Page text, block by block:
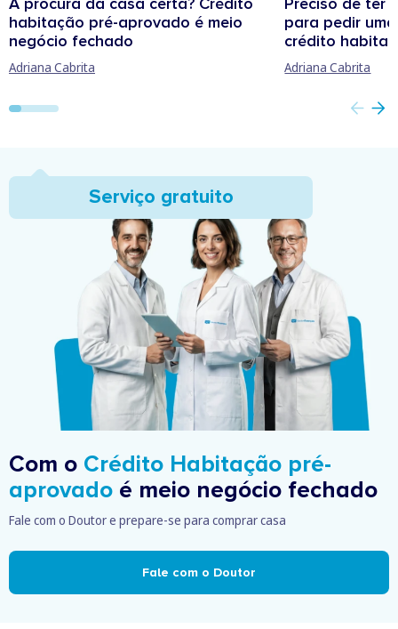
À procura da casa certa? Crédito
habitação pré-aprovado é meio
negócio fechado
Adriana Cabrita
Preciso de ter
para pedir
crédito
Adriana Cabrita
Com o Crédito Habitação pré-
aprovado é meio negócio fechado
Fale com o Doutor e prepare-se para comprar casa
Fale com o Doutor
Serviço gratuito